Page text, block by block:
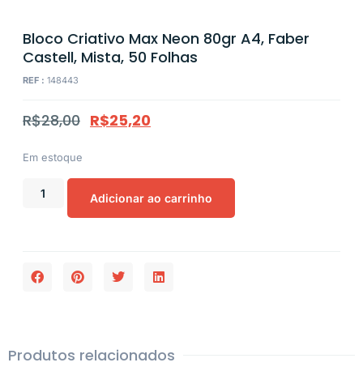
Bloco Criativo Max Neon 80gr A4, Faber
Castell, Mista, 50 Folhas
REF : 148443
R$28,00 R$25,20
Em estoque
Adicionar ao carrinho
Produtos relacionados